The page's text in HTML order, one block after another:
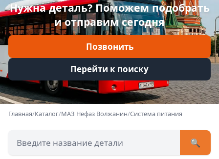
Нужна деталь? Поможем подобрать
и отправим сегодня
Позвонить
Перейти к поиску
Информация
Главная/Каталог/МАЗ Нефаз Волжанин/Система питания
🔍